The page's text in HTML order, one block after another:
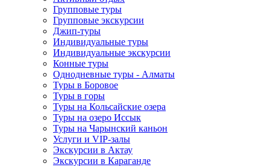
Групповые туры
Групповые экскурсии
Джип-туры
Индивидуальные туры
Индивидуальные экскурсии
Конные туры
Однодневные туры - Алматы
Туры в Боровое
Туры в горы
Туры на Кольсайские озера
Туры на озеро Иссык
Туры на Чарынский каньон
Услуги и VIP-залы
Экскурсии в Актау
Экскурсии в Караганде